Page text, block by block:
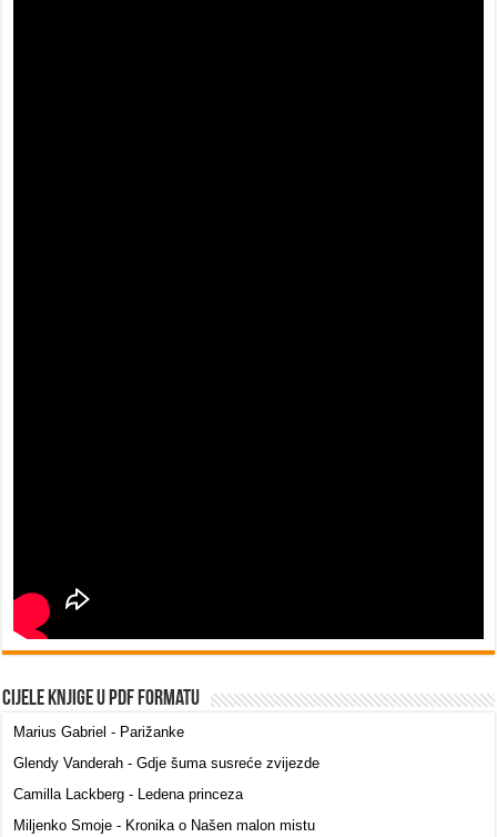
Cijele knjige u PDF formatu
Marius Gabriel - Parižanke
Glendy Vanderah - Gdje šuma susreće zvijezde
Camilla Lackberg - Ledena princeza
Miljenko Smoje - Kronika o Našen malon mistu